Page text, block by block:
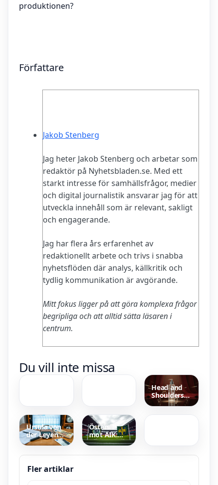
produktionen?
Författare
Jakob Stenberg
Jag heter Jakob Stenberg och arbetar som
redaktör på Nyhetsbladen.se. Med ett
starkt intresse för samhällsfrågor, medier
och digital journalistik ansvarar jag för att
utveckla innehåll som är relevant, sakligt
och engagerande.
Jag har flera års erfarenhet av
redaktionellt arbete och trivs i snabba
nyhetsflöden där analys, källkritik och
tydlig kommunikation är avgörande.
Mitt fokus ligger på att göra komplexa frågor
begripliga och att alltid sätta läsaren i
centrum.
Du vill inte missa
biverkningar
– Vanliga,
Lauren
Skjorta –
Head and
Shoulders
reklam –
Ursula von
der Leyen
lön –
siffror,
faktagranskning
Östers IF
mot AIK:
Laguppställning
matchresultat
Hur Många
Bor På
Fler artiklar